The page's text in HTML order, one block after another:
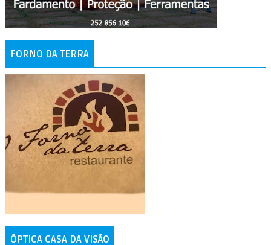
FORNO DA TERRA
ÓPTICA CASA DA VISÃO